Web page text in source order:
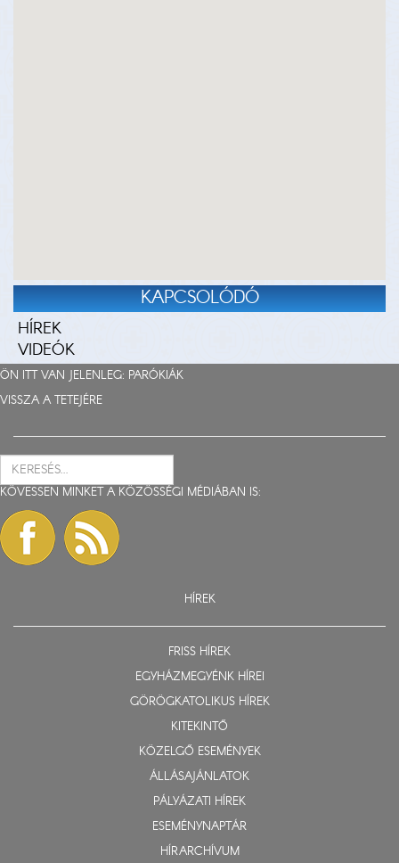
KAPCSOLÓDÓ
HÍREK
VIDEÓK
ÖN ITT VAN JELENLEG: PARÓKIÁK
VISSZA A TETEJÉRE
KÖVESSEN MINKET A KÖZÖSSÉGI MÉDIÁBAN IS:
HÍREK
FRISS HÍREK
EGYHÁZMEGYÉNK HÍREI
GÖRÖGKATOLIKUS HÍREK
KITEKINTŐ
KÖZELGŐ ESEMÉNYEK
ÁLLÁSAJÁNLATOK
PÁLYÁZATI HÍREK
ESEMÉNYNAPTÁR
HÍRARCHÍVUM